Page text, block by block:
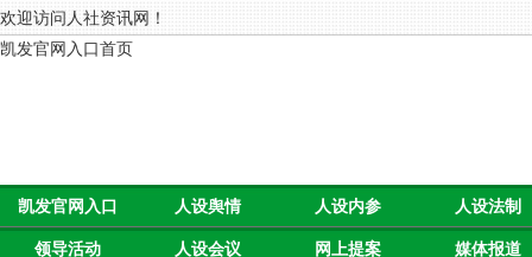
欢迎访问人社资讯网！
凯发官网入口首页
凯发官网入口
首页
人设舆情 人设内参 人设法制
领导活动 人设会议 网上提案 媒体报道